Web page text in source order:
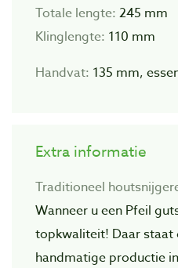
Totale lengte: 245 mm
Klinglengte: 110 mm
Handvat: 135 mm,
Extra informatie
Traditioneel
Wanneer u een Pfeil
topkwaliteit! Daar staat
handmatige productie